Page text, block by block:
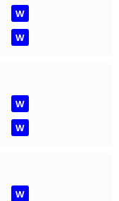
W
W
W
W
W